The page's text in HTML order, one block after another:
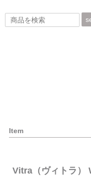
Item
Vitra（ヴィトラ）